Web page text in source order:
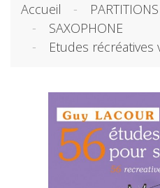
Accueil PARTITIONS
SAXOPHONE
Etudes